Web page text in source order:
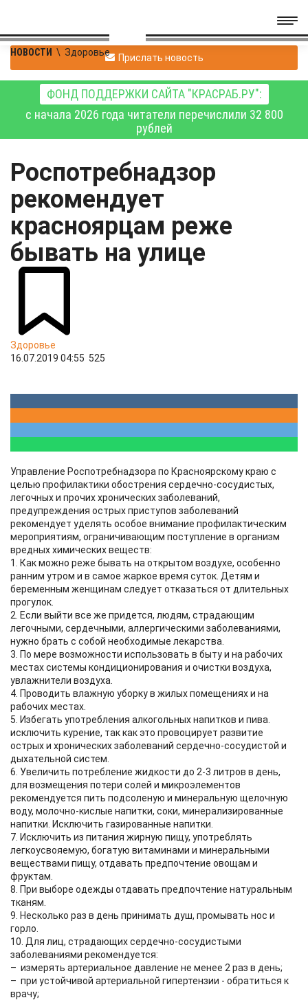
НОВОСТИ \ Здоровье Прислать новость
ФОНД ПОДДЕРЖКИ САЙТА "КРАСРАБ.РУ":
с начала 2026 года читатели перечислили 32 800
рублей
Роспотребнадзор
рекомендует
красноярцам реже
бывать на улице
Здоровье
16.07.2019 04:55 525
Управление Роспотребнадзора по Красноярскому краю с
целью профилактики обострения сердечно-сосудистых,
легочных и прочих хронических заболеваний,
предупреждения острых приступов заболеваний
рекомендует уделять особое внимание профилактическим
мероприятиям, ограничивающим поступление в организм
вредных химических веществ:
1. Как можно реже бывать на открытом воздухе, особенно
ранним утром и в самое жаркое время суток. Детям и
беременным женщинам следует отказаться от длительных
прогулок.
2. Если выйти все же придется, людям, страдающим
легочными, сердечными, аллергическими заболеваниями,
нужно брать с собой необходимые лекарства.
3. По мере возможности использовать в быту и на рабочих
местах системы кондиционирования и очистки воздуха,
увлажнители воздуха.
4. Проводить влажную уборку в жилых помещениях и на
рабочих местах.
5. Избегать употребления алкогольных напитков и пива.
исключить курение, так как это провоцирует развитие
острых и хронических заболеваний сердечно-сосудистой и
дыхательной систем.
6. Увеличить потребление жидкости до 2-3 литров в день,
для возмещения потери солей и микроэлементов
рекомендуется пить подсоленую и минеральную щелочную
воду, молочно-кислые напитки, соки, минерализированные
напитки. Исключить газированные напитки.
7. Исключить из питания жирную пищу, употреблять
легкоусвояемую, богатую витаминами и минеральными
веществами пищу, отдавать предпочтение овощам и
фруктам.
8. При выборе одежды отдавать предпочтение натуральным
тканям.
9. Несколько раз в день принимать душ, промывать нос и
горло.
10. Для лиц, страдающих сердечно-сосудистыми
заболеваниями рекомендуется:
– измерять артериальное давление не менее 2 раз в день;
– при устойчивой артериальной гипертензии - обратиться к
врачу;